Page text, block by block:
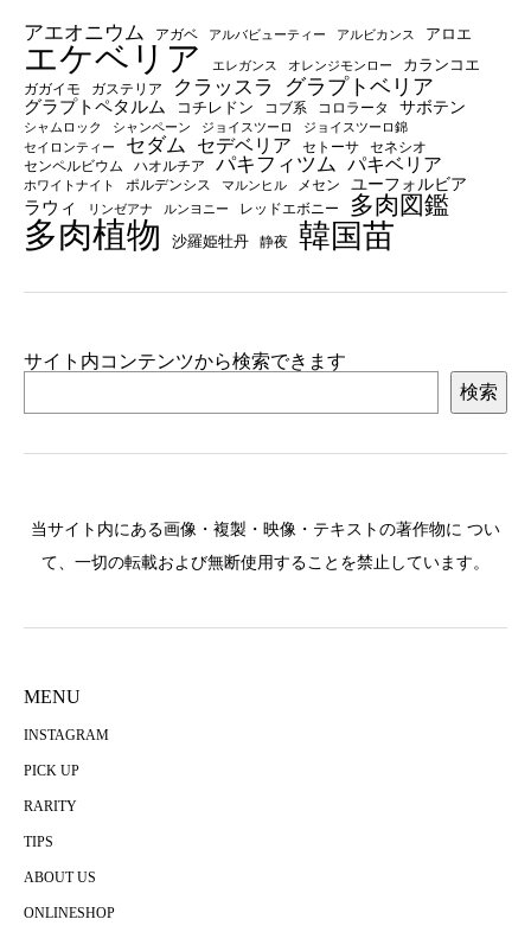
アエオニウム アガベ アルバビューティー アルビカンス アロエ
エケベリア エレガンス オレンジモンロー カランコエ
ガガイモ ガステリア クラッスラ グラプトベリア
グラプトペタルム コチレドン コブ系 コロラータ サボテン
シャムロック シャンペーン ジョイスツーロ
ジョイスツーロ錦
セイロンティー
セダム セデベリア セトーサ
セネシオ
センペルビウム
ハオルチア パキフィツム パキベリア
ホワイトナイト ポルデンシス マルンヒル メセン
ユーフォルビア
ラウィ
リンゼアナ ルンヨニー レッドエボニー 多肉図鑑
多肉植物 沙羅姫牡丹 静夜 韓国苗
サイト内コンテンツから検索できます
検索
当サイト内にある画像・複製・映像・テキストの著作物に つい
て、一切の転載および無断使用することを禁止しています。
MENU
INSTAGRAM
PICK UP
RARITY
TIPS
ABOUT US
ONLINESHOP